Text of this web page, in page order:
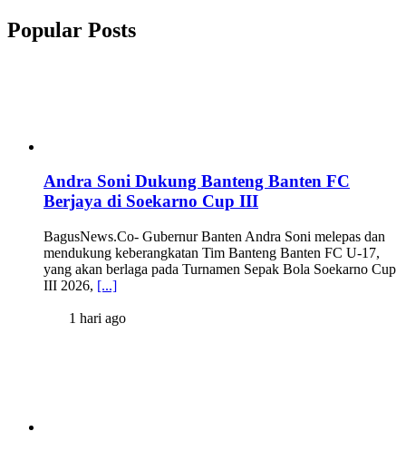
Popular Posts
Andra Soni Dukung Banteng Banten FC
Berjaya di Soekarno Cup III
BagusNews.Co- Gubernur Banten Andra Soni melepas dan
mendukung keberangkatan Tim Banteng Banten FC U-17,
yang akan berlaga pada Turnamen Sepak Bola Soekarno Cup
III 2026, [...]
1 hari ago